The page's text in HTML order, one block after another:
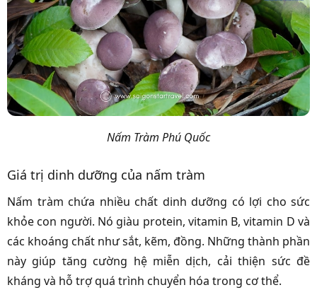
Nấm Tràm Phú Quốc
Giá trị dinh dưỡng của nấm tràm
Nấm tràm chứa nhiều chất dinh dưỡng có lợi cho sức
khỏe con người. Nó giàu protein, vitamin B, vitamin D và
các khoáng chất như sắt, kẽm, đồng. Những thành phần
này giúp tăng cường hệ miễn dịch, cải thiện sức đề
kháng và hỗ trợ quá trình chuyển hóa trong cơ thể.